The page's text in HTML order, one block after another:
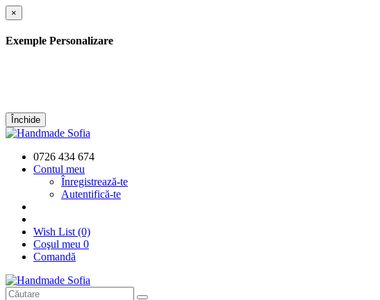
×
Exemple Personalizare
Închide
0726 434 674
Contul meu
Înregistrează-te
Autentifică-te
Wish List (0)
Coşul meu 0
Comandă